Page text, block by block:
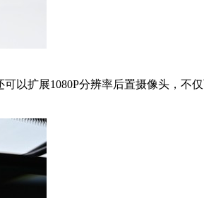
以扩展1080P分辨率后置摄像头，不